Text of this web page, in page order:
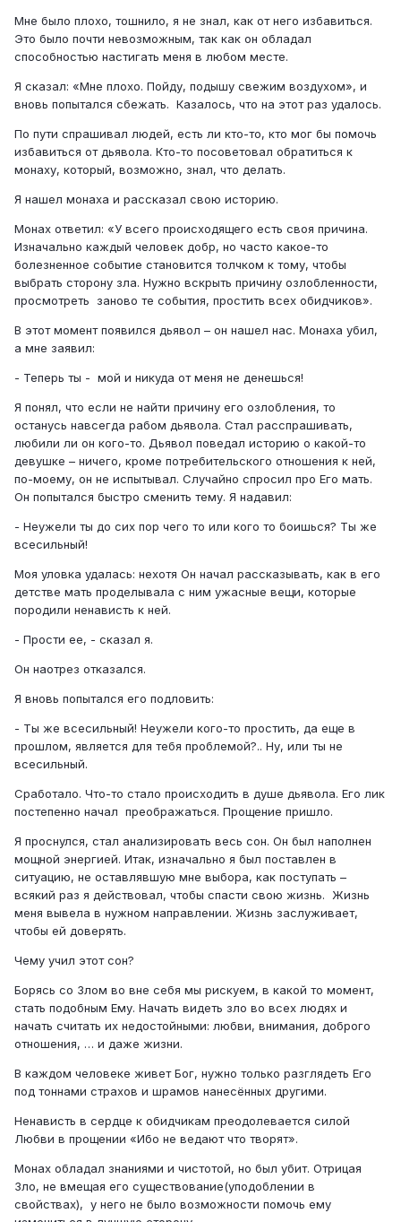
Мне было плохо, тошнило, я не знал, как от него избавиться.
Это было почти невозможным, так как он обладал
способностью настигать меня в любом месте.
Я сказал: «Мне плохо. Пойду, подышу свежим воздухом», и
вновь попытался сбежать. Казалось, что на этот раз удалось.
По пути спрашивал людей, есть ли кто-то, кто мог бы помочь
избавиться от дьявола. Кто-то посоветовал обратиться к
монаху, который, возможно, знал, что делать.
Я нашел монаха и рассказал свою историю.
Монах ответил: «У всего происходящего есть своя причина.
Изначально каждый человек добр, но часто какое-то
болезненное событие становится толчком к тому, чтобы
выбрать сторону зла. Нужно вскрыть причину озлобленности,
просмотреть заново те события, простить всех обидчиков».
В этот момент появился дьявол – он нашел нас. Монаха убил,
а мне заявил:
- Теперь ты - мой и никуда от меня не денешься!
Я понял, что если не найти причину его озлобления, то
останусь навсегда рабом дьявола. Стал расспрашивать,
любили ли он кого-то. Дьявол поведал историю о какой-то
девушке – ничего, кроме потребительского отношения к ней,
по-моему, он не испытывал. Случайно спросил про Его мать.
Он попытался быстро сменить тему. Я надавил:
- Неужели ты до сих пор чего то или кого то боишься? Ты же
всесильный!
Моя уловка удалась: нехотя Он начал рассказывать, как в его
детстве мать проделывала с ним ужасные вещи, которые
породили ненависть к ней.
- Прости ее, - сказал я.
Он наотрез отказался.
Я вновь попытался его подловить:
- Ты же всесильный! Неужели кого-то простить, да еще в
прошлом, является для тебя проблемой?.. Ну, или ты не
всесильный.
Сработало. Что-то стало происходить в душе дьявола. Его лик
постепенно начал преображаться. Прощение пришло.
Я проснулся, стал анализировать весь сон. Он был наполнен
мощной энергией. Итак, изначально я был поставлен в
ситуацию, не оставлявшую мне выбора, как поступать –
всякий раз я действовал, чтобы спасти свою жизнь. Жизнь
меня вывела в нужном направлении. Жизнь заслуживает,
чтобы ей доверять.
Чему учил этот сон?
Борясь со Злом во вне себя мы рискуем, в какой то момент,
стать подобным Ему. Начать видеть зло во всех людях и
начать считать их недостойными: любви, внимания, доброго
отношения, … и даже жизни.
В каждом человеке живет Бог, нужно только разглядеть Его
под тоннами страхов и шрамов нанесённых другими.
Ненависть в сердце к обидчикам преодолевается силой
Любви в прощении «Ибо не ведают что творят».
Монах обладал знаниями и чистотой, но был убит. Отрицая
Зло, не вмещая его существование(уподоблении в
свойствах), у него не было возможности помочь ему